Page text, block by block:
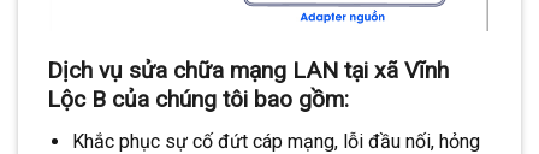
Dịch vụ sửa chữa mạng LAN tại xã Vĩnh
Lộc B của chúng tôi bao gồm:
Khắc phục sự cố đứt cáp mạng, lỗi đầu nối, hỏng